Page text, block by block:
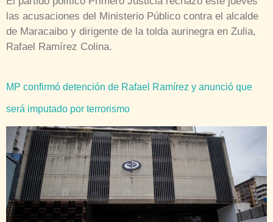
las acusaciones del Ministerio Público contra el alcalde
de Maracaibo y dirigente de la tolda aurinegra en Zulia,
Rafael Ramírez Colina.
MP confirmó detención de Rafael Ramírez y anunció que
será imputado por terrorismo